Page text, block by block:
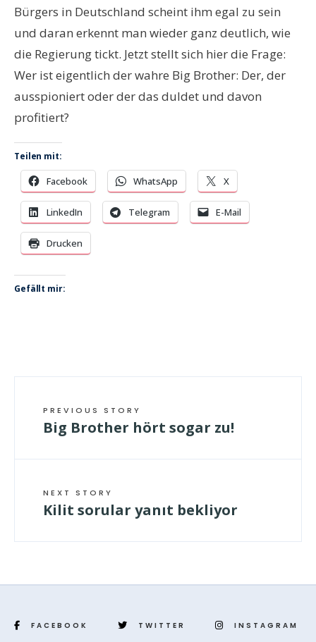
Bürgers in Deutschland scheint ihm egal zu sein
und daran erkennt man wieder ganz deutlich, wie
die Regierung tickt. Jetzt stellt sich hier die Frage:
Wer ist eigentlich der wahre Big Brother: Der, der
ausspioniert oder der das duldet und davon
profitiert?
Teilen mit:
Facebook WhatsApp X
LinkedIn Telegram E-Mail
Drucken
Gefällt mir:
PREVIOUS STORY
Big Brother hört sogar zu!
NEXT STORY
Kilit sorular yanıt bekliyor
FACEBOOK TWITTER INSTAGRAM